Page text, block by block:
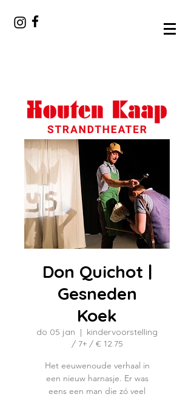
Don Quichot |
Gesneden
Koek
do 05 jan
  |
kindervoorstelling
/ 7+ / € 12.75
Het eeuwenoude verhaal in
een nieuw harnasje. Er was
eens een man die zó veel